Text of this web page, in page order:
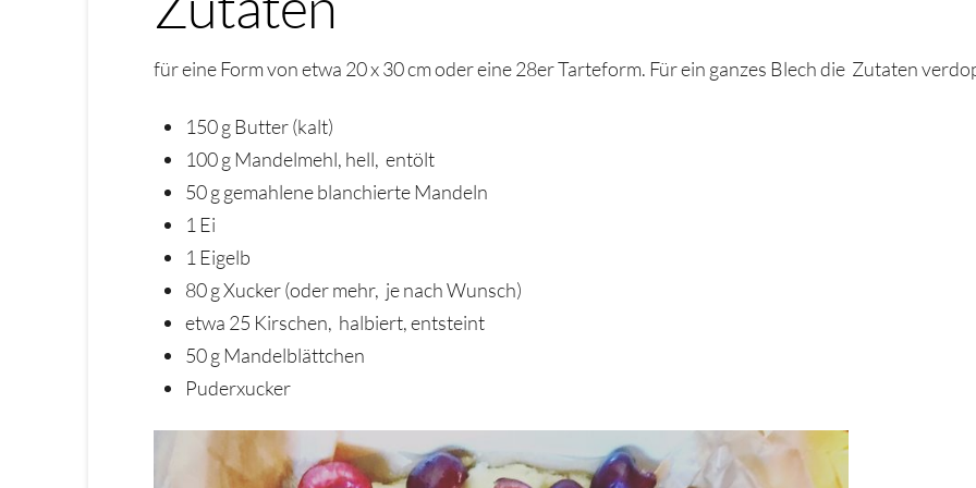
für eine Form von etwa 20 x 30 cm oder eine 28er Tarteform. Für ein ganzes Blech die Zutaten
150 g Butter (kalt)
100 g Mandelmehl, hell, entölt
50 g gemahlene blanchierte Mandeln
1 Ei
1 Eigelb
80 g Xucker (oder mehr, je nach Wunsch)
etwa 25 Kirschen, halbiert, entsteint
50 g Mandelblättchen
Puderxucker